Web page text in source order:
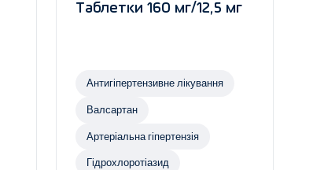
Таблетки 160 мг/12,5 мг
Антигіпертензивне лікування
Валсартан
Артеріальна гіпертензія
Гідрохлоротіазид